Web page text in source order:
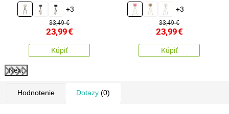
+3
33,49 €
23,99€
Kúpiť
+3
33,49 €
23,99€
Kúpiť
Next
Hodnotenie Dotazy(0)